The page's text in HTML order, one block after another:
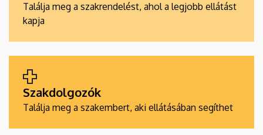
Találja meg a szakrendelést, ahol a legjobb ellátást
kapja
Szakdolgozók
Találja meg a szakembert, aki ellátásában segíthet